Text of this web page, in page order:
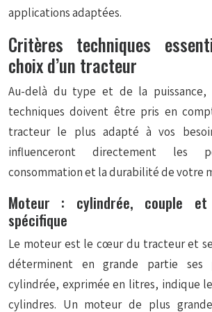
applications adaptées.
Critères techniques
choix d’un tracteur
Au-delà du type et de la puissance,
techniques doivent être pris en
tracteur le plus adapté à vos
influenceront directement les
consommation et la durabilité de votre
Moteur : cylindrée, couple et
spécifique
Le moteur est le cœur du tracteur et
déterminent en grande partie ses
cylindrée, exprimée en litres, indique
cylindres. Un moteur de plus